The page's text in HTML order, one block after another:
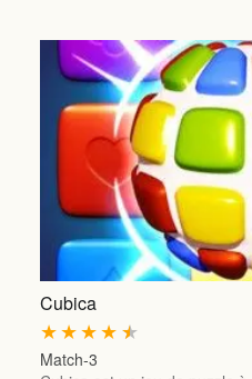
Cubica
★
★
★
★
★
Match-3